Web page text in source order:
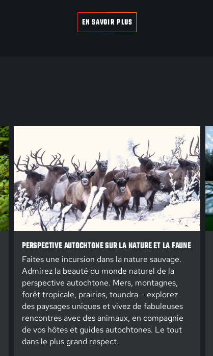
EN SAVOIR PLUS
PERSPECTIVE AUTOCHTONE SUR LA NATURE ET LA FAUNE
Faites une incursion dans la nature sauvage.
Admirez la beauté du monde naturel de la
perspective autochtone. Mers, montagnes,
forêt tropicale, prairies, toundra – explorez
des paysages uniques et vivez de fabuleuses
rencontres avec des animaux, en compagnie
de vos hôtes et guides autochtones. Le tout
dans le plus grand respect.